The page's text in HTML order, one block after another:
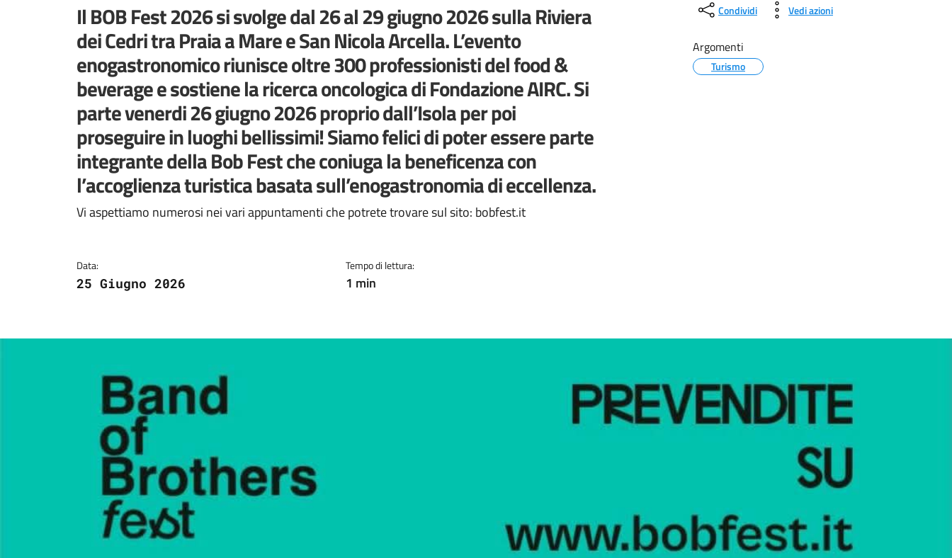
Il BOB Fest 2026 si svolge dal 26 al 29 giugno 2026 sulla Riviera
dei Cedri tra Praia a Mare e San Nicola Arcella. L’evento
enogastronomico riunisce oltre 300 professionisti del food &
beverage e sostiene la ricerca oncologica di Fondazione AIRC. Si
parte venerdi 26 giugno 2026 proprio dall’Isola per poi
proseguire in luoghi bellissimi! Siamo felici di poter essere parte
integrante della Bob Fest che coniuga la beneficenza con
l’accoglienza turistica basata sull’enogastronomia di eccellenza.
Dettagli della notizia
Vi aspettiamo numerosi nei vari appuntamenti che potrete trovare sul sito: bobfest.it
Data:
25 Giugno 2026
Tempo di lettura:
1 min
Condividi Vedi azioni
Argomenti
Turismo